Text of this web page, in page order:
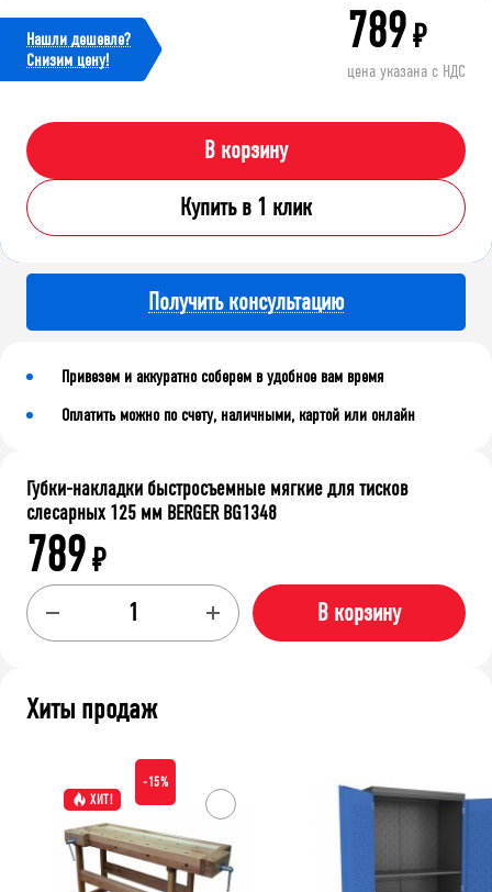
Нашли дешевле?
Cнизим цену!
789₽
цена указана с НДС
В корзину
Купить в 1 клик
Получить консультацию
Привезем и аккуратно соберем в удобное вам время
Оплатить можно по счету, наличными, картой или онлайн
Губки-накладки быстросъемные мягкие для тисков
слесарных 125 мм BERGER BG1348
789₽
В корзину
Хиты продаж
ХИТ!
-15%